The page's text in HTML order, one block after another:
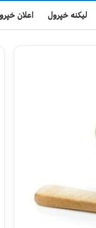
لیکنه خپرول اعلان